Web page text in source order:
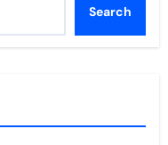
Search